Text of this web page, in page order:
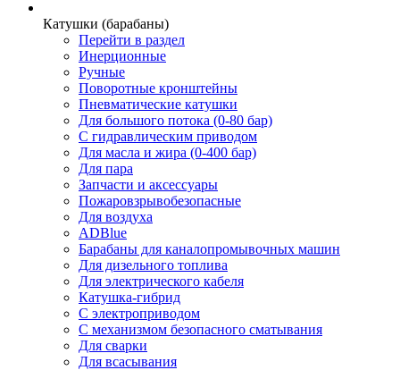
Катушки (барабаны)
Перейти в раздел
Инерционные
Ручные
Поворотные кронштейны
Пневматические катушки
Для большого потока (0-80 бар)
С гидравлическим приводом
Для масла и жира (0-400 бар)
Для пара
Запчасти и аксессуары
Пожаровзрывобезопасные
Для воздуха
ADBlue
Барабаны для каналопромывочных машин
Для дизельного топлива
Для электрического кабеля
Катушка-гибрид
С электроприводом
С механизмом безопасного сматывания
Для сварки
Для всасывания